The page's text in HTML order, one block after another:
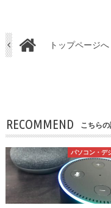
トップページへ
RECOMMEND こちらの
パソコン・デ